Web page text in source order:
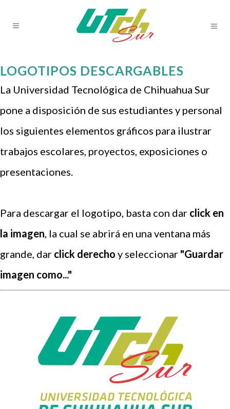
LOGOTIPOS DESCARGABLES
La Universidad Tecnológica de Chihuahua Sur
pone a disposición de sus estudiantes y personal
los siguientes elementos gráficos para ilustrar
trabajos escolares, proyectos, exposiciones o
presentaciones.
Para descargar el logotipo, basta con dar click en
la imagen, la cual se abrirá en una ventana más
grande, dar click derecho y seleccionar "Guardar
imagen como..."